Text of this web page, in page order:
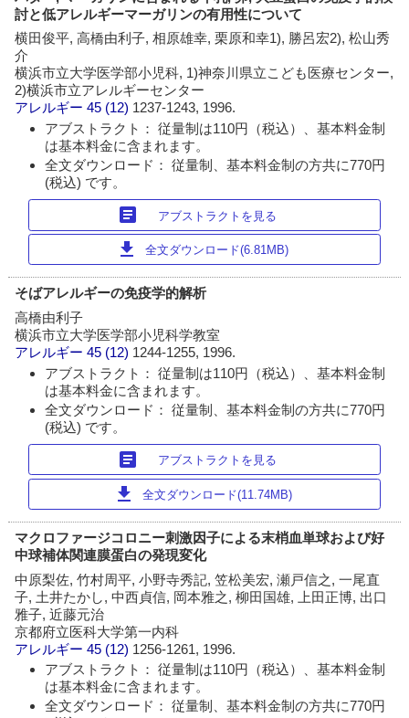
討と低アレルギーマーガリンの有用性について
横田俊平, 高橋由利子, 相原雄幸, 栗原和幸1), 勝呂宏2), 松山秀
介
横浜市立大学医学部小児科, 1)神奈川県立こども医療センター,
2)横浜市立アレルギーセンター
アレルギー 45 (12) 1237-1243, 1996.
アブストラクト： 従量制は110円（税込）、基本料金制
は基本料金に含まれます。
全文ダウンロード： 従量制、基本料金制の方共に770円
(税込) です。
article アブストラクトを見る
download 全文ダウンロード(6.81MB)
そばアレルギーの免疫学的解析
高橋由利子
横浜市立大学医学部小児科学教室
アレルギー 45 (12) 1244-1255, 1996.
アブストラクト： 従量制は110円（税込）、基本料金制
は基本料金に含まれます。
全文ダウンロード： 従量制、基本料金制の方共に770円
(税込) です。
article アブストラクトを見る
download 全文ダウンロード(11.74MB)
マクロファージコロニー刺激因子による末梢血単球および好
中球補体関連膜蛋白の発現変化
中原梨佐, 竹村周平, 小野寺秀記, 笠松美宏, 瀬戸信之, 一尾直
子, 土井たかし, 中西貞信, 岡本雅之, 柳田国雄, 上田正博, 出口
雅子, 近藤元治
京都府立医科大学第一内科
アレルギー 45 (12) 1256-1261, 1996.
アブストラクト： 従量制は110円（税込）、基本料金制
は基本料金に含まれます。
全文ダウンロード： 従量制、基本料金制の方共に770円